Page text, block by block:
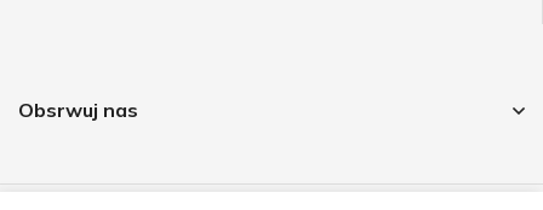
Obsrwuj nas